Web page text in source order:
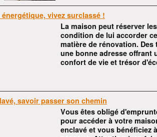
vivez surclassé !
La maison peut réserver
condition de lui accorder
matière de rénovation.
une bonne adresse offrant
confort de vie et trésor
savoir passer son chemin
Vous êtes obligé
pour accéder à votre
enclavé et vous bénéficiez